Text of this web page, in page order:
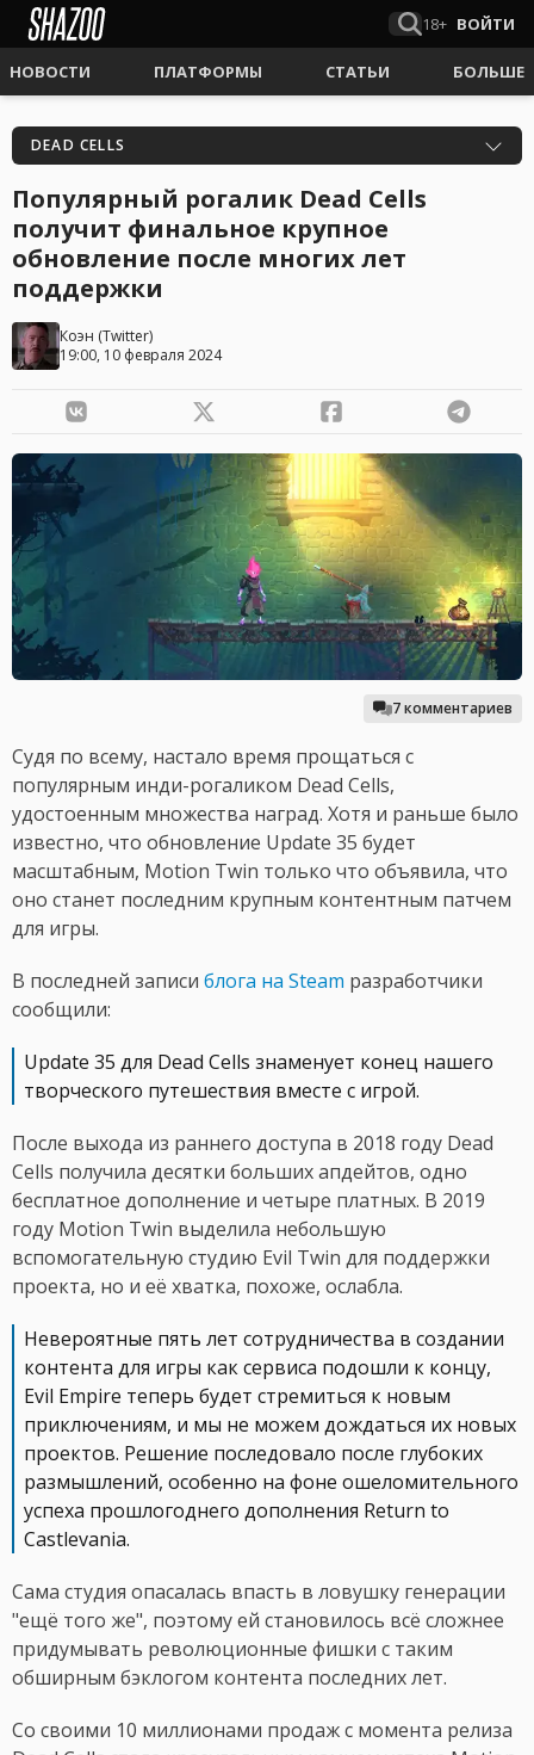
18+ ВОЙТИ
НОВОСТИ ПЛАТФОРМЫ СТАТЬИ БОЛЬШЕ
DEAD CELLS
Популярный рогалик Dead Cells
получит финальное крупное
обновление после многих лет
поддержки
Коэн (Twitter)
19:00, 10 февраля 2024
7 комментариев
Судя по всему, настало время прощаться с
популярным инди-рогаликом Dead Cells,
удостоенным множества наград. Хотя и раньше было
известно, что обновление Update 35 будет
масштабным, Motion Twin только что объявила, что
оно станет последним крупным контентным патчем
для игры.
В последней записи блога на Steam разработчики
сообщили:
Update 35 для Dead Cells знаменует конец нашего
творческого путешествия вместе с игрой.
После выхода из раннего доступа в 2018 году Dead
Cells получила десятки больших апдейтов, одно
бесплатное дополнение и четыре платных. В 2019
году Motion Twin выделила небольшую
вспомогательную студию Evil Twin для поддержки
проекта, но и её хватка, похоже, ослабла.
Невероятные пять лет сотрудничества в создании
контента для игры как сервиса подошли к концу,
Evil Empire теперь будет стремиться к новым
приключениям, и мы не можем дождаться их новых
проектов. Решение последовало после глубоких
размышлений, особенно на фоне ошеломительного
успеха прошлогоднего дополнения Return to
Castlevania.
Сама студия опасалась впасть в ловушку генерации
"ещё того же", поэтому ей становилось всё сложнее
придумывать революционные фишки с таким
обширным бэклогом контента последних лет.
Со своими 10 миллионами продаж с момента релиза